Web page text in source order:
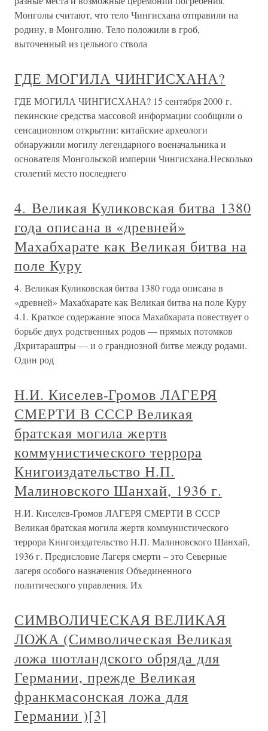
Монголы считают, что тело Чингисхана отправили на
родину, в Монголию. Тело положили в гроб,
выточенный из цельного ствола
ГДЕ МОГИЛА ЧИНГИСХАНА?
ГДЕ МОГИЛА ЧИНГИСХАНА? 15 сентября 2000 г.
пекинские средства массовой информации сообщили о
сенсационном открытии: китайские археологи
обнаружили могилу легендарного военачальника и
основателя Монгольской империи Чингисхана.Несколько
столетий место последнего
4. Великая Куликовская битва 1380
года описана в «древней»
Махабхарате как Великая битва на
поле Куру
4. Великая Куликовская битва 1380 года описана в
«древней» Махабхарате как Великая битва на поле Куру
4.1. Краткое содержание эпоса Махабхарата повествует о
борьбе двух родственных родов — прямых потомков
Дхритараштры — и о грандиозной битве между родами.
Один род
Н.И. Киселев-Громов ЛАГЕРЯ
СМЕРТИ В СССР Великая
братская могила жертв
коммунистического террора
Книгоиздательство Н.П.
Малиновского Шанхай, 1936 г.
Н.И. Киселев-Громов ЛАГЕРЯ СМЕРТИ В СССР
Великая братская могила жертв коммунистического
террора Книгоиздательство Н.П. Малиновского Шанхай,
1936 г. Предисловие Лагеря смерти – это Северные
лагеря особого назначения Объединенного
политического управления. Их
СИМВОЛИЧЕСКАЯ ВЕЛИКАЯ
ЛОЖА (Символическая Великая
ложа шотландского обряда для
Германии, прежде Великая
франкмасонская ложа для
Германии )[3]